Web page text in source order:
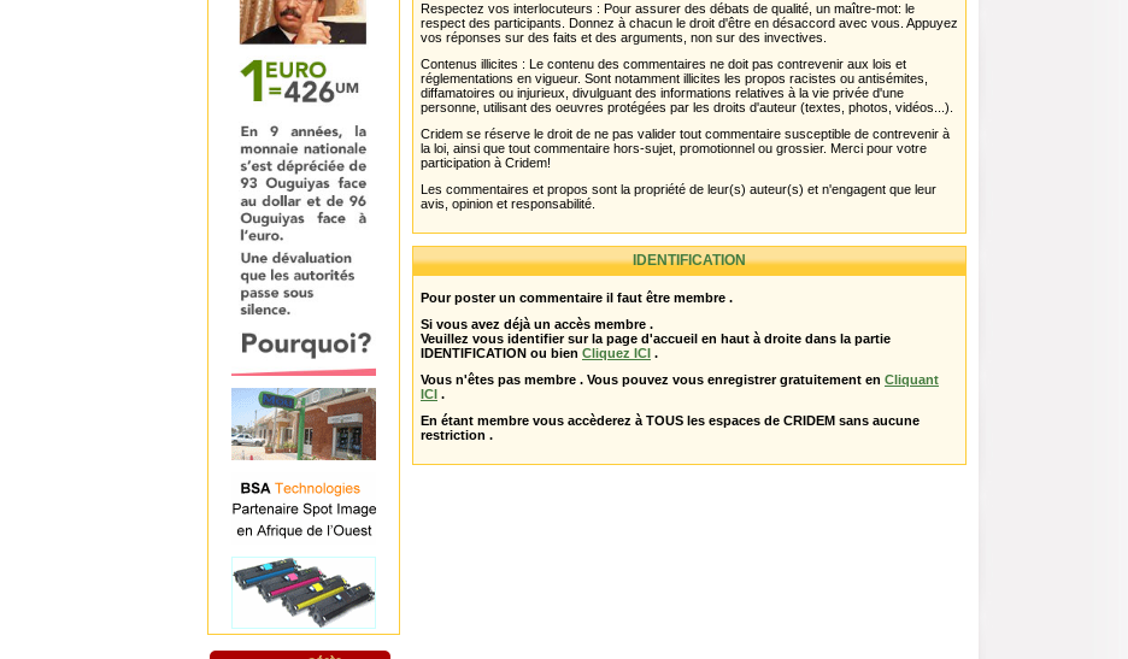
Respectez vos interlocuteurs : Pour assurer des débats de qualité, un maître-mot: le
respect des participants. Donnez à chacun le droit d'être en désaccord avec vous. Appuyez
vos réponses sur des faits et des arguments, non sur des invectives.
Contenus illicites : Le contenu des commentaires ne doit pas contrevenir aux lois et
réglementations en vigueur. Sont notamment illicites les propos racistes ou antisémites,
diffamatoires ou injurieux, divulguant des informations relatives à la vie privée d'une
personne, utilisant des oeuvres protégées par les droits d'auteur (textes, photos, vidéos...).
Cridem se réserve le droit de ne pas valider tout commentaire susceptible de contrevenir à
la loi, ainsi que tout commentaire hors-sujet, promotionnel ou grossier. Merci pour votre
participation à Cridem!
Les commentaires et propos sont la propriété de leur(s) auteur(s) et n'engagent que leur
avis, opinion et responsabilité.
IDENTIFICATION
Pour poster un commentaire il faut être membre .
Si vous avez déjà un accès membre .
Veuillez vous identifier sur la page d'accueil en haut à droite dans la partie
IDENTIFICATION ou bien Cliquez ICI .
Vous n'êtes pas membre . Vous pouvez vous enregistrer gratuitement en Cliquant
ICI .
En étant membre vous accèderez à TOUS les espaces de CRIDEM sans aucune
restriction .